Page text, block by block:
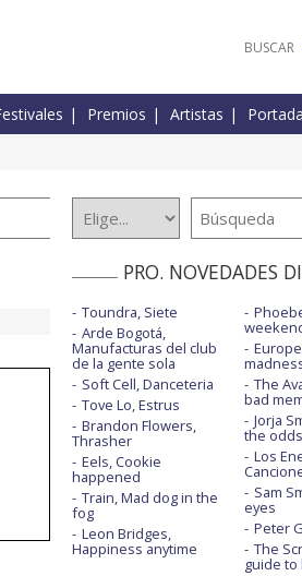
Premios Artistas
PRO. NOVEDADES
Toundra, Siete
Arde Bogotá,
Manufacturas del club
de la gente sola
Soft Cell, Danceteria
Tove Lo, Estrus
Brandon Flowers,
Thrasher
Eels, Cookie
happened
Train, Mad dog in the
fog
Leon Bridges,
Happiness anytime
The
bad
Jorja
the odds
Los
Sam
eyes
Peter
The
guide to